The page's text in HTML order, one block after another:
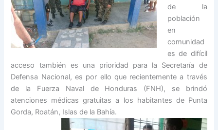
de la
población
en
comunidad
es de difícil
acceso también es una prioridad para la Secretaría de
Defensa Nacional, es por ello que recientemente a través
de la Fuerza Naval de Honduras (FNH), se brindó
atenciones médicas gratuitas a los habitantes de Punta
Gorda, Roatán, Islas de la Bahía.